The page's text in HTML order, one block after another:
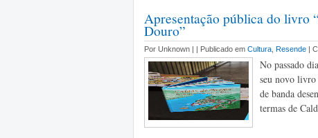
Apresentação pública do livro
Douro”
Por Unknown | | Publicado em Cultura Resende |
No passado
seu novo livro
de banda
termas de